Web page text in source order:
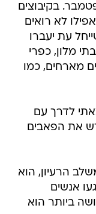
בקיבוצים
לא רואים
עת יעברו
מלון, כפרי
מארחים, כמו
לדרך עם
את הפאבים
הרעיון, הוא
אנשים
ביותר הוא